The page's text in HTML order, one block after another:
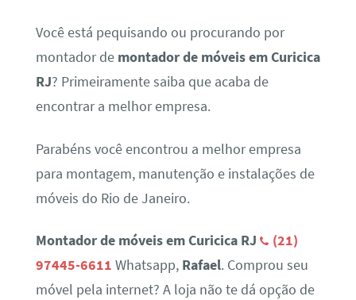
Você está pequisando ou procurando por
montador de montador de móveis em Curicica
RJ? Primeiramente saiba que acaba de
encontrar a melhor empresa.
Parabéns você encontrou a melhor empresa
para montagem, manutenção e instalações de
móveis do Rio de Janeiro.
Montador de móveis em Curicica RJ
(21)
97445-6611 Whatsapp, Rafael. Comprou seu
móvel pela internet? A loja não te dá opção de